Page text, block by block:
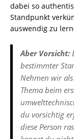
dabei so
Standpunkt
auswendig zu
Aber Vorsicht:
bestimmter
Nehmen wir
Thema beim
du vorsichtig
diese Person